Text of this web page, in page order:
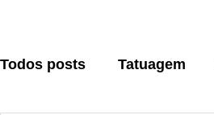
Todos posts Tatuagem